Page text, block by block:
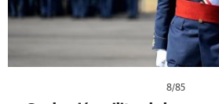
8/85